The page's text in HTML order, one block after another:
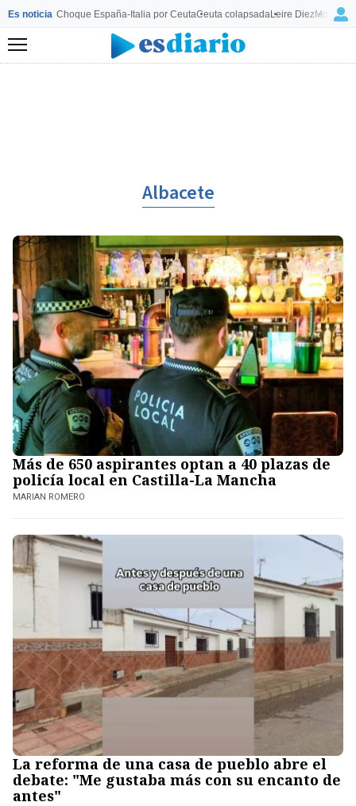
Es noticia Choque España-Italia por CeutaCeuta colapsadaLeire Diez
Menú
Albacete
Más de 650 aspirantes optan a 40 plazas de
policía local en Castilla-La Mancha
MARIAN ROMERO
La reforma de una casa de pueblo abre el
debate: "Me gustaba más con su encanto de
antes"